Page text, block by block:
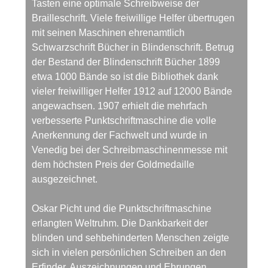
Tasten eine optimale Schreibweise der
Brailleschrift. Viele freiwillige Helfer übertrugen
mit seinen Maschinen ehrenamtlich
Schwarzschrift Bücher in Blindenschrift. Betrug
der Bestand der Blindenschrift Bücher 1899
etwa 1000 Bände so ist die Bibliothek dank
vieler freiwilliger Helfer 1912 auf 12000 Bände
angewachsen. 1907 erhielt die mehrfach
verbesserte Punktschriftmaschine die volle
Anerkennung der Fachwelt und wurde in
Venedig bei der Schreibmaschinenmesse mit
dem höchsten Preis der Goldmedaille
ausgezeichnet.
Oskar Picht und die Punktschriftmaschine
erlangten Weltruhm. Die Dankbarkeit der
blinden und sehbehinderten Menschen zeigte
sich in vielen persönlichen Schreiben an den